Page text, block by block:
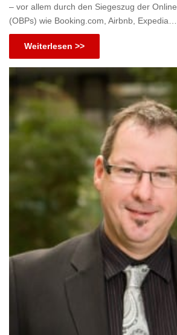
– vor allem durch den Siegeszug der
(OBPs) wie Booking.com, Airbnb, Expedia…
Weiterlesen >>